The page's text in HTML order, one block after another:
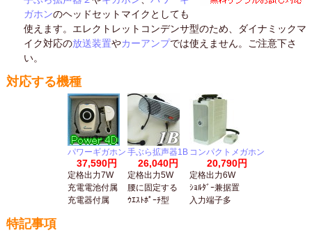
ガホンのヘッドセットマイクとしても
使えます。エレクトレットコンデンサ型のため、ダイナミックマ
イク対応の放送装置やカーアンプでは使えません。ご注意下さ
い。
対応する機種
パワーギガホン
37,590円
定格出力7W
充電電池付属
充電器付属
手ぶら拡声器1B
26,040円
定格出力5W
腰に固定する
ｳｴｽﾄﾎﾟｰﾁ型
コンパクトメガホン
20,790円
定格出力6W
ｼｮﾙﾀﾞｰ兼据置
入力端子多
特記事項